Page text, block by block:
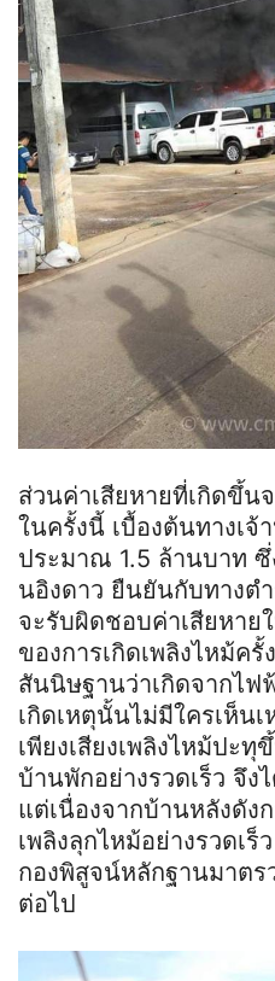
ส่วนค่าเสียหายที่เกิดขึ้น
ในครั้งนี้ เบื้องต้นทางเจ้
ประมาณ 1.5 ล้านบาท ซึ่
นอิงดาว ยืนยันกับทางต
จะรับผิดชอบค่าเสียหาย
ของการเกิดเพลิงไหม้ครั้
สันนิษฐานว่าเกิดจากไฟ
เกิดเหตุนั้นไม่มีใครเห็
เพียงเสียงเพลิงไหม้ปะ
บ้านพักอย่างรวดเร็ว จึง
แต่เนื่องจากบ้านหลังดัง
เพลิงลุกไหม้อย่างรวดเร็
กองพิสูจน์หลักฐานมาตร
ต่อไป